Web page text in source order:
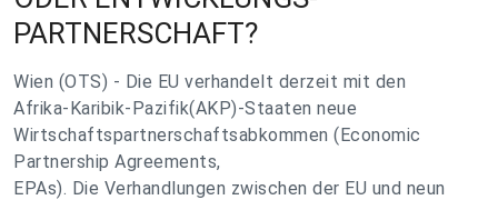
PARTNERSCHAFT?
Wien (OTS) - Die EU verhandelt derzeit mit den
Afrika-Karibik-Pazifik(AKP)-Staaten neue
Wirtschaftspartnerschaftsabkommen (Economic
Partnership Agreements,
EPAs). Die Verhandlungen zwischen der EU und neun